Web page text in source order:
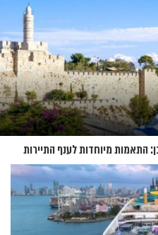
התאמות מיוחדות לענף התיירות